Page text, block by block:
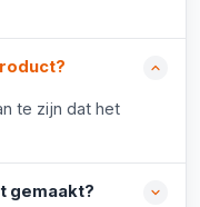
te zijn dat het
gemaakt?